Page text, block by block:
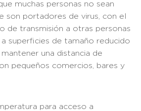
muchas personas no sean
son portadores de virus, con el
de transmisión a otras personas
superficies de tamaño reducido
una distancia de
pequeños comercios, bares y
para acceso a